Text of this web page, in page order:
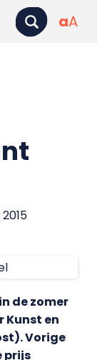
aA
de zomer
Kunst en
Vorige
prijs